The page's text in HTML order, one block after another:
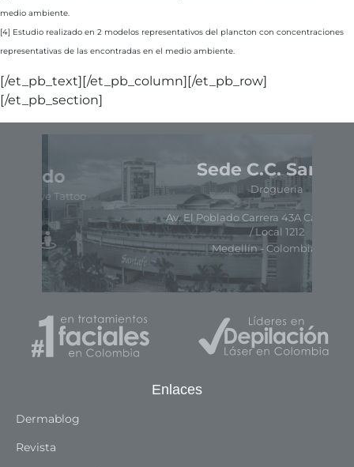
medio ambiente.
[4] Estudio realizado en 2 modelos representativos del plancton con concentraciones
representativas de las encontradas en el medio ambiente.
[/et_pb_text][/et_pb_column][/et_pb_row]
[/et_pb_section]
Sede C.C. Santafé
Droguería
Av. El Poblado Carrera 43A Calle 7 Sur # 170
/ Local 1212
Medellín - Colombia
Enlaces
Dermablog
Revista